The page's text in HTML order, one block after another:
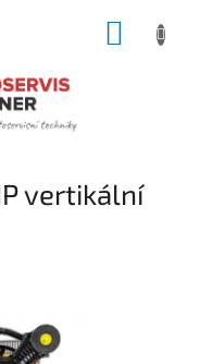
vertikální